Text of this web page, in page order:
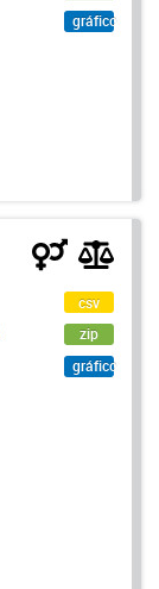
gráfico
csv
zip
gráfico